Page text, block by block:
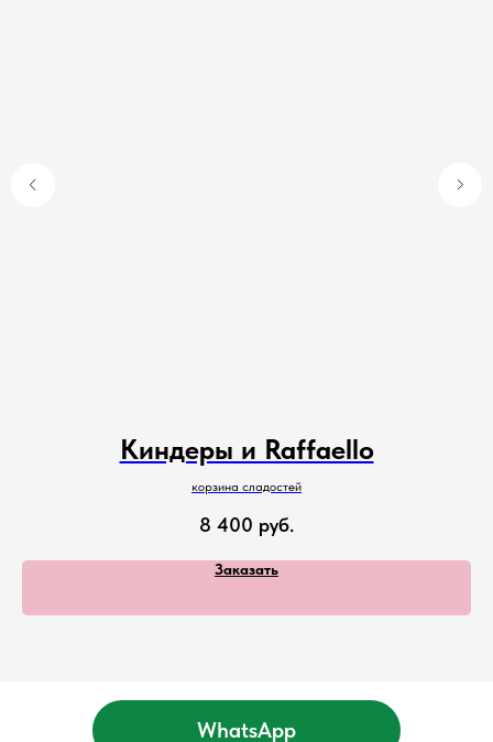
Киндеры и Raffaello
корзина сладостей
8 400 руб.
Заказать
WhatsApp